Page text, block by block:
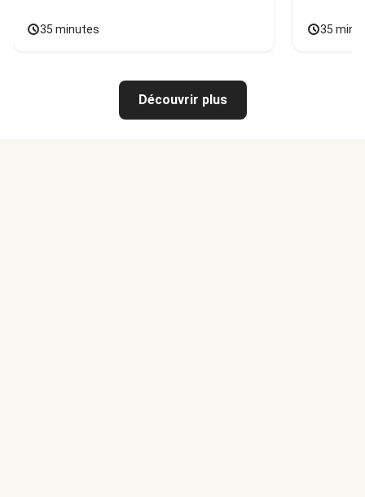
35 minutes 35
Découvrir plus